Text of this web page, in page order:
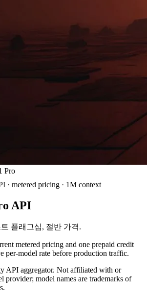
Pro
· metered pricing · 1M context
API
플래그십, 절반 가격.
metered pricing and one prepaid credit
per-model rate before production traffic.
API aggregator. Not affiliated with or
provider; model names are trademarks of